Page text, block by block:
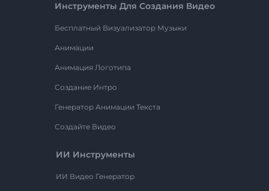
Инструменты Для Создания Видео
Бесплатный Визуализатор Музыки
Анимации
Анимация Логотипа
Создание Интро
Генератор Анимации Текста
Создайте Видео
ИИ Инструменты
ИИ Видео Генератор